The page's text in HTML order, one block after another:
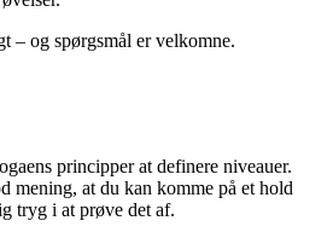
– og spørgsmål er velkomne.
principper at definere niveauer.
mening, at du kan komme på et hold
tryg i at prøve det af.